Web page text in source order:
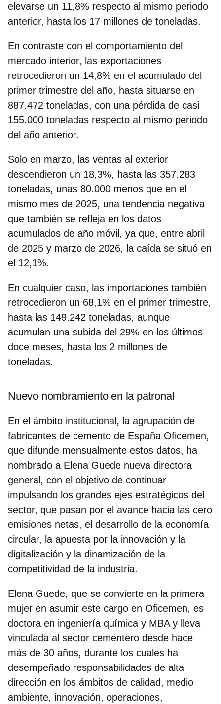
elevarse un 11,8% respecto al mismo periodo
anterior, hasta los 17 millones de toneladas.
En contraste con el comportamiento del
mercado interior, las exportaciones
retrocedieron un 14,8% en el acumulado del
primer trimestre del año, hasta situarse en
887.472 toneladas, con una pérdida de casi
155.000 toneladas respecto al mismo periodo
del año anterior.
Solo en marzo, las ventas al exterior
descendieron un 18,3%, hasta las 357.283
toneladas, unas 80.000 menos que en el
mismo mes de 2025, una tendencia negativa
que también se refleja en los datos
acumulados de año móvil, ya que, entre abril
de 2025 y marzo de 2026, la caída se situó en
el 12,1%.
En cualquier caso, las importaciones también
retrocedieron un 68,1% en el primer trimestre,
hasta las 149.242 toneladas, aunque
acumulan una subida del 29% en los últimos
doce meses, hasta los 2 millones de
toneladas.
Nuevo nombramiento en la patronal
En el ámbito institucional, la agrupación de
fabricantes de cemento de España Oficemen,
que difunde mensualmente estos datos, ha
nombrado a Elena Guede nueva directora
general, con el objetivo de continuar
impulsando los grandes ejes estratégicos del
sector, que pasan por el avance hacia las cero
emisiones netas, el desarrollo de la economía
circular, la apuesta por la innovación y la
digitalización y la dinamización de la
competitividad de la industria.
Elena Guede, que se convierte en la primera
mujer en asumir este cargo en Oficemen, es
doctora en ingeniería química y MBA y lleva
vinculada al sector cementero desde hace
más de 30 años, durante los cuales ha
desempeñado responsabilidades de alta
dirección en los ámbitos de calidad, medio
ambiente, innovación, operaciones,